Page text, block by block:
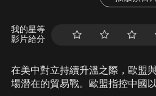
我的星等
影片給分
在美中對立持續升溫之際，歐盟
場潛在的貿易戰。歐盟指控中國